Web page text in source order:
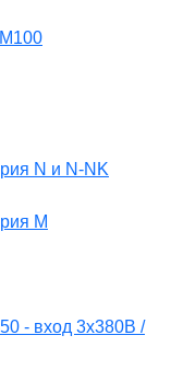
N и N-NK
М
- вход 3х380В /